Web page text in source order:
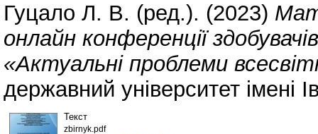
Гуцало Л. В. (ред.). (2023)
онлайн конференції
«Актуальні проблеми
державний університет імені
Текст
zbirnyk.pdf